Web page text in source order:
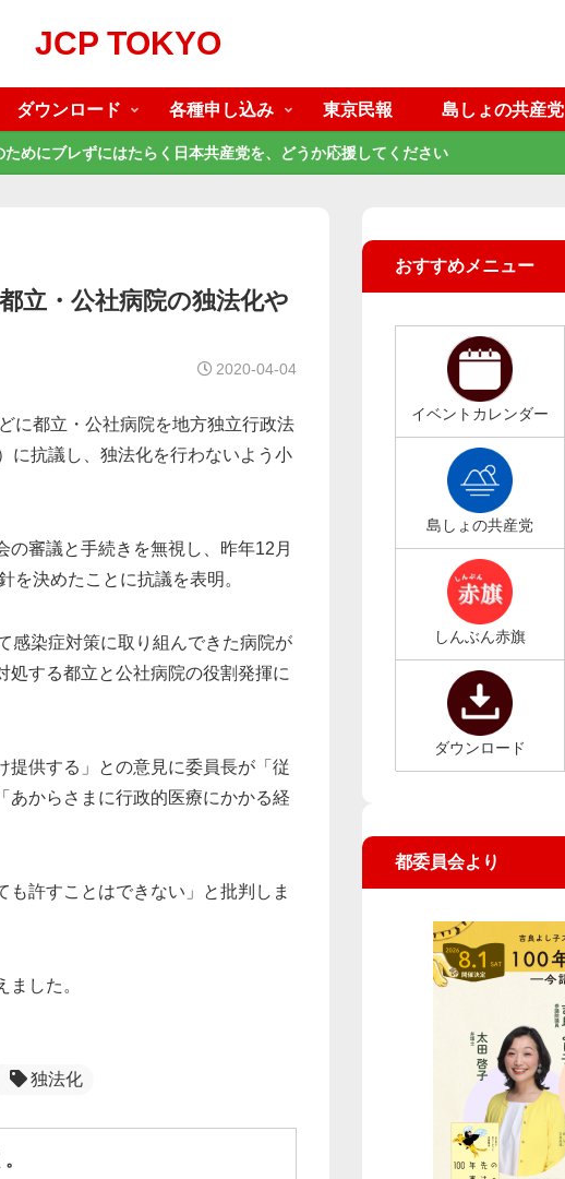
JCP TOKYO
ダウンロード 各種申し込み 東京民報 島しょの共産党
ためにブレずにはたらく日本共産党を、どうか応援してください
立・公社病院の独法化や
2020-04-04
に都立・公社病院を地方独立行政法
に抗議し、独法化を行わないよう小
審議と手続きを無視し、昨年12月
を決めたことに抗議を表明。
感染症対策に取り組んできた病院が
処する都立と公社病院の役割発揮に
提供する」との意見に委員長が「従
あからさまに行政的医療にかかる経
も許すことはできない」と批判しま
した。
独法化
おすすめメニュー
イベントカレンダー
島しょの共産党
しんぶん赤旗
ダウンロード
都委員会より